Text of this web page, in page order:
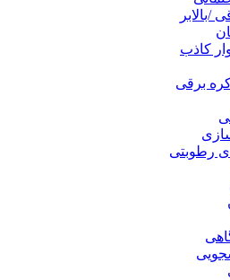
/بالابر
کاذب
برقی
رطوبتی